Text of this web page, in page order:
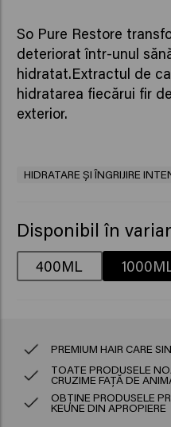
So Pure Restore
deteriorat într-unul
hidratat.Extractul de
hidratarea fiecărui fir
exterior.
HIDRATARE ȘI ÎNGRIJIRE
Disponibil în
400ML
PREMIUM HAIR CARE
TOATE PRODUSELE
CRUZIME FAȚĂ DE
OBȚINE PRODUSELE
KEUNE DIN APROPIERE